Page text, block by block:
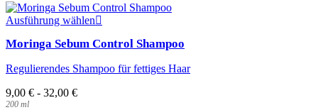
können
Produktseite
werden
Ausführung wählen
weist
Varianten
Moringa Sebum Control Shampoo
Regulierendes Shampoo für fettiges Haar
9,00 € - 32,00 €
200 ml